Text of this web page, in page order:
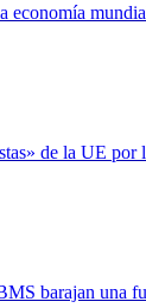
economía
de la UE
barajan una